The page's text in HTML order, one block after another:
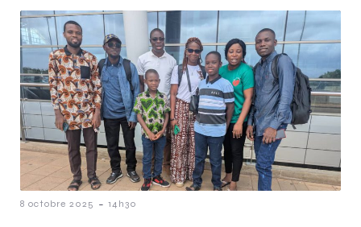
8 octobre 2025 - 14h30